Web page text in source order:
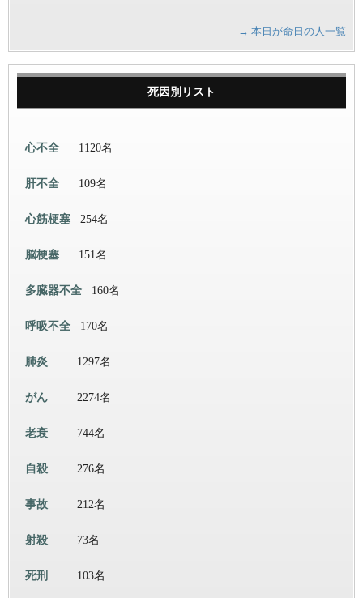
→ 本日が命日の人一覧
死因別リスト
心不全 1120名
肝不全 109名
心筋梗塞 254名
脳梗塞 151名
多臓器不全 160名
呼吸不全 170名
肺炎 1297名
がん 2274名
老衰 744名
自殺 276名
事故 212名
射殺 73名
死刑 103名